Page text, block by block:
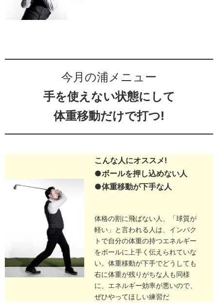
今月の浦メニュー
手を使えない状態にして
体重移動だけで打つ!
こんな人にオススメ!
●ボールを押し込めない人
●体重移動が下手な人
体格の割に飛ばない人、「球質が
軽い」と言われる人は、インパク
トで自分の体重の持つエネルギー
をボールに上手く伝えられていな
い。体重移動が下手でどうしても
右に体重が残りがちな人も同様
に、エネルギー効率が悪いので、
ぜひやってほしい練習だ